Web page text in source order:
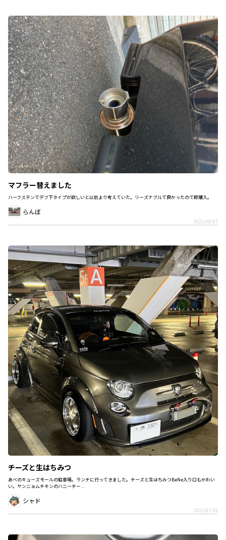
マフラー替えました
ハーフステンでデフ下タイプが欲しいと以前より考えていた。リーズナブルで良かったので即購入。
らんぼ
2022/08/07
チーズと生はちみつ
あべのキューズモールの駐車場。ランチに行ってきました。チーズと生はちみつBeNe入り口もかわい
い。ヤンニョムチキンのハニーチー...
シャド
2022/07/29